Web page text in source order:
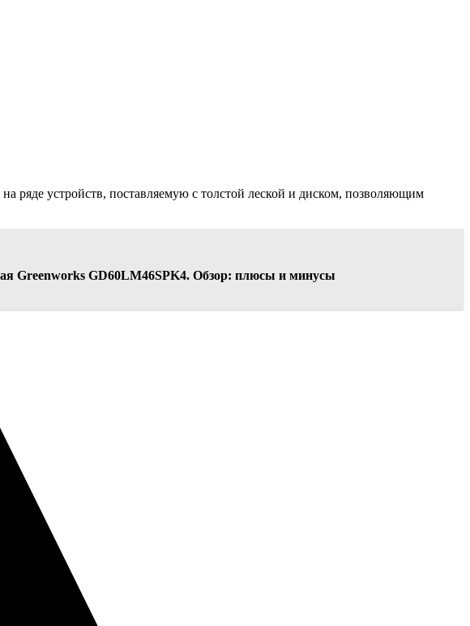
ряде устройств, поставляемую с толстой леской и диском, позволяющим
Greenworks GD60LM46SPK4. Обзор: плюсы и минусы